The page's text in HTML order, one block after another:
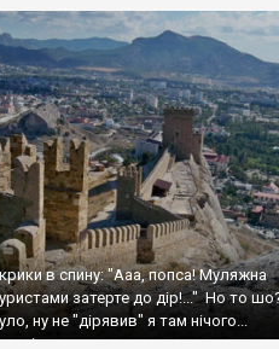
в спину: "Ааа, попса! Муляжна
затерте до дір!..." Но то
ну не "дірявив" я там нічого...
літа.